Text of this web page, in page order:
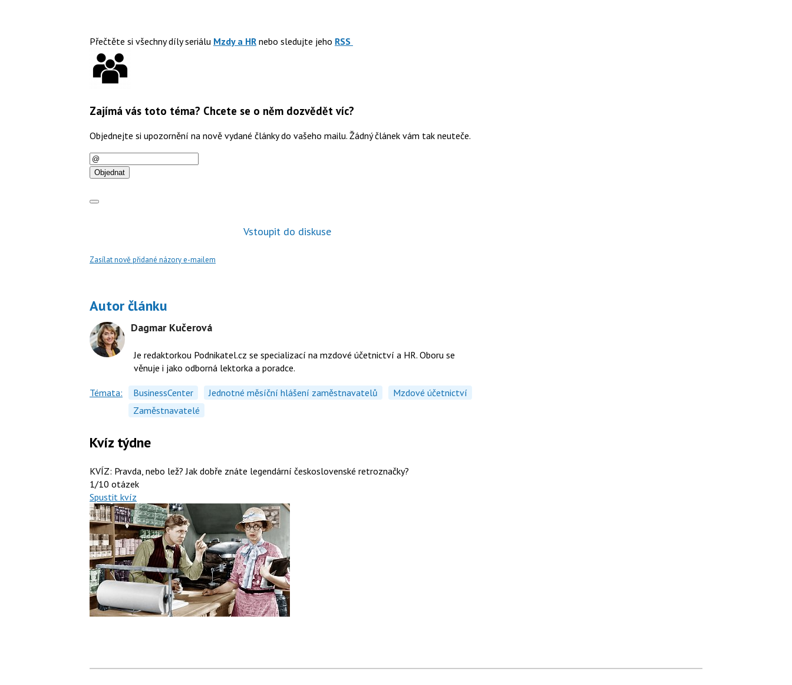
Přečtěte si všechny díly seriálu Mzdy a HR nebo sledujte jeho RSS
Zajímá vás toto téma? Chcete se o něm dozvědět víc?
Objednejte si upozornění na nově vydané články do vašeho mailu. Žádný článek vám tak neuteče.
E-
mail
Objednat
Vstoupit do diskuse
Zasílat nově přidané názory e-mailem
Autor článku
Dagmar Kučerová
Je redaktorkou Podnikatel.cz se specializací na mzdové účetnictví a HR. Oboru se
věnuje i jako odborná lektorka a poradce.
Témata: BusinessCenter Jednotné měsíční hlášení zaměstnavatelů
Mzdové účetnictví
Zaměstnavatelé
Kvíz týdne
KVÍZ: Pravda, nebo lež? Jak dobře znáte legendární československé retroznačky?
1/10 otázek
Spustit kvíz